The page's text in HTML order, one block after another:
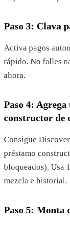
Paso 3: Clava
Activa pagos
rápido. No falles
ahora.
Paso 4:
constructor de
Consigue
préstamo
bloqueados). Usa
mezcla e historial.
Paso 5: Monta